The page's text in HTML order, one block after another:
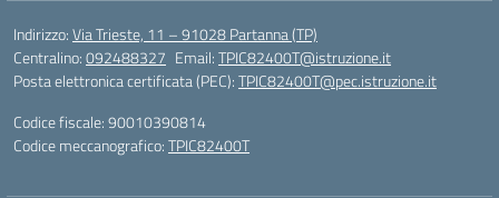
Indirizzo:Via Trieste, 11 – 91028 Partanna (TP)
Centralino:092488327 Email:TPIC82400T@istruzione.it
Posta elettronica certificata (PEC):TPIC82400T@pec.istruzione.it
Codice fiscale: 90010390814
Codice meccanografico:TPIC82400T